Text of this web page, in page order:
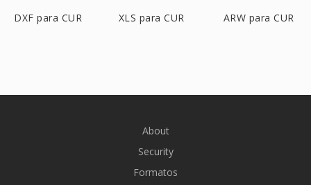
DXF para CUR XLS para CUR ARW para CUR
About
Security
Formatos